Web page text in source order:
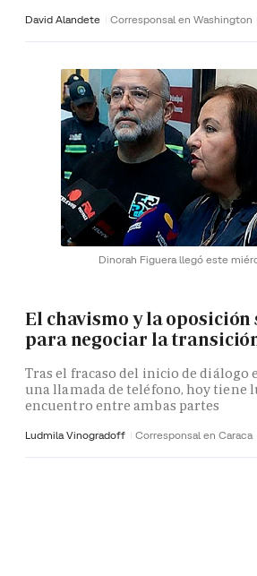
David Alandete Corresponsal en Washington
Dinorah Figuera llegó este
El chavismo y la
para negociar la
Tras el fracaso del inicio de diálogo
una llamada de teléfono, hoy tiene
encuentro entre ambas partes
Ludmila Vinogradoff Corresponsal en Caraca